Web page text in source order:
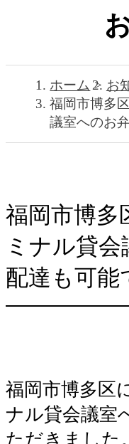
ホーム
お
福岡市博多
議室へのお
福岡市博
ミナル貸
配達も可能
福岡市博多区
ナル貸会議室
ただきました。